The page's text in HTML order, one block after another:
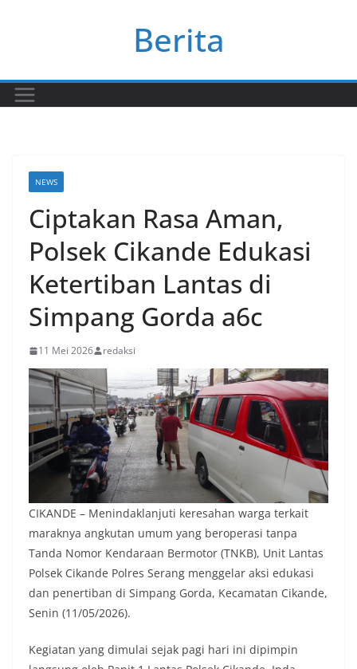
Berita
NEWS
​Ciptakan Rasa Aman,
Polsek Cikande Edukasi
Ketertiban Lantas di
Simpang Gorda a6c
11 Mei 2026 redaksi
CIKANDE – Menindaklanjuti keresahan warga terkait
maraknya angkutan umum yang beroperasi tanpa
Tanda Nomor Kendaraan Bermotor (TNKB), Unit Lantas
Polsek Cikande Polres Serang menggelar aksi edukasi
dan penertiban di Simpang Gorda, Kecamatan Cikande,
Senin (11/05/2026).
​Kegiatan yang dimulai sejak pagi hari ini dipimpin